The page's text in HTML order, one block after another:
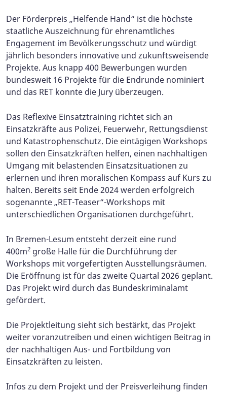
Der Förderpreis „Helfende Hand“ ist die höchste
staatliche Auszeichnung für ehrenamtliches
Engagement im Bevölkerungsschutz und würdigt
jährlich besonders innovative und zukunftsweisende
Projekte. Aus knapp 400 Bewerbungen wurden
bundesweit 16 Projekte für die Endrunde nominiert
und das RET konnte die Jury überzeugen.
Das Reflexive Einsatztraining richtet sich an
Einsatzkräfte aus Polizei, Feuerwehr, Rettungsdienst
und Katastrophenschutz. Die eintägigen Workshops
sollen den Einsatzkräften helfen, einen nachhaltigen
Umgang mit belastenden Einsatzsituationen zu
erlernen und ihren moralischen Kompass auf Kurs zu
halten. Bereits seit Ende 2024 werden erfolgreich
sogenannte „RET-Teaser“-Workshops mit
unterschiedlichen Organisationen durchgeführt.
In Bremen-Lesum entsteht derzeit eine rund
400m2 große Halle für die Durchführung der
Workshops mit vorgefertigten Ausstellungsräumen.
Die Eröffnung ist für das zweite Quartal 2026 geplant.
Das Projekt wird durch das Bundeskriminalamt
gefördert.
Die Projektleitung sieht sich bestärkt, das Projekt
weiter voranzutreiben und einen wichtigen Beitrag in
der nachhaltigen Aus- und Fortbildung von
Einsatzkräften zu leisten.
Infos zu dem Projekt und der Preisverleihung finden